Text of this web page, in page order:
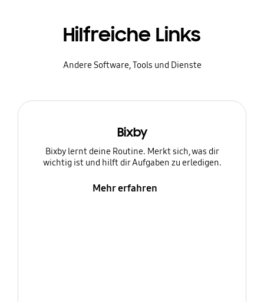
Hilfreiche Links
Andere Software, Tools und Dienste
Bixby
Bixby lernt deine Routine. Merkt sich, was dir
wichtig ist und hilft dir Aufgaben zu erledigen.
Mehr erfahren